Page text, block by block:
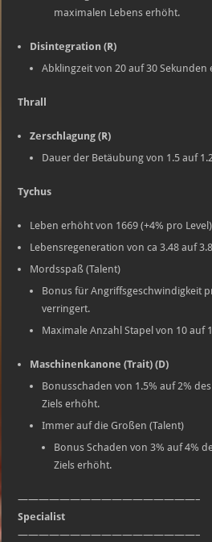
maximalen Lebens erhöht.
Disintegration (R)
Abklingzeit von 20 auf 30 Sekunden
Thrall
Zerschlagung (R)
Dauer der Betäubung von 1.5 auf
Tychus
Leben erhöht von 1669 (+4% pro
Lebensregeneration von ca 3.48 auf
Mordsspaß (Talent)
Bonus für Angriffsgeschwindigkeit
verringert.
Maximale Anzahl Stapel von 10 auf
Maschinenkanone (Trait) (D)
Bonusschaden von 1.5% auf 2%
Ziels erhöht.
Immer auf die Großen (Talent)
Bonus Schaden von 3% auf 4%
Ziels erhöht.
—————————————————–
Specialist
—————————————————–